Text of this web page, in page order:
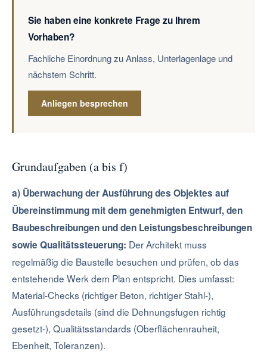
Sie haben eine konkrete Frage zu Ihrem
Vorhaben?
Fachliche Einordnung zu Anlass, Unterlagenlage und
nächstem Schritt.
Anliegen besprechen
Grundaufgaben (a bis f)
a) Überwachung der Ausführung des Objektes auf
Übereinstimmung mit dem genehmigten Entwurf, den
Baubeschreibungen und den Leistungsbeschreibungen
sowie Qualitätssteuerung: Der Architekt muss
regelmäßig die Baustelle besuchen und prüfen, ob das
entstehende Werk dem Plan entspricht. Dies umfasst:
Material-Checks (richtiger Beton, richtiger Stahl-),
Ausführungsdetails (sind die Dehnungsfugen richtig
gesetzt-), Qualitätsstandards (Oberflächenrauheit,
Ebenheit, Toleranzen).